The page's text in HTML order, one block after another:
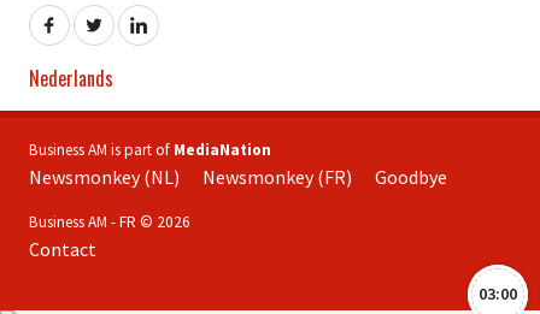
03:00
Nederlands
Business AM is part of MediaNation
Newsmonkey (NL) Newsmonkey (FR) Goodbye
Business AM - FR © 2026
Contact